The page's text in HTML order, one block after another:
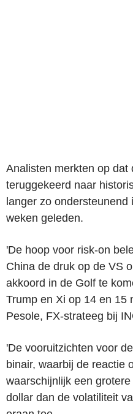
Analisten merkten op dat
teruggekeerd naar
langer zo
weken geleden.
'De hoop voor risk-on
China de druk op de VS
akkoord in de Golf te
Trump en Xi op 14 en 15
Pesole, FX-strateeg bij
'De vooruitzichten voor
binair, waarbij de reactie
waarschijnlijk een
dollar dan de volatiliteit